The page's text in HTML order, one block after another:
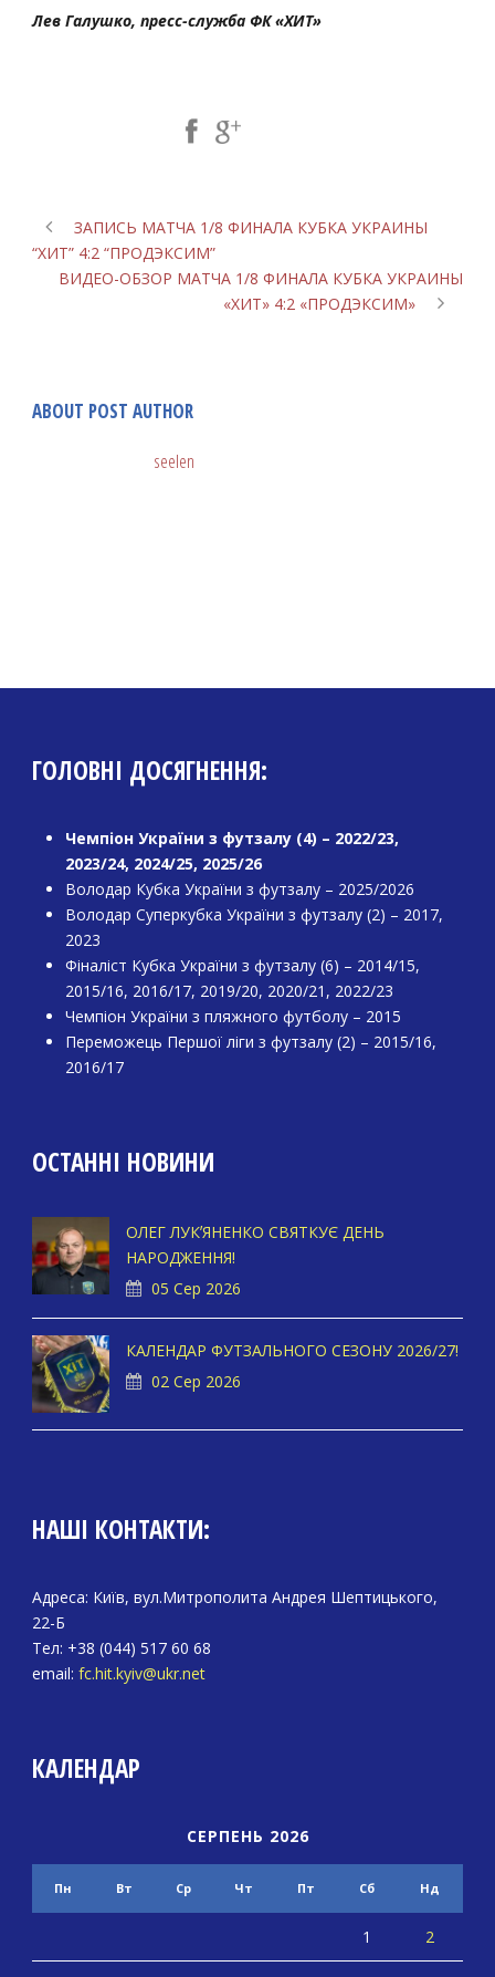
Лев Галушко, пресс-служба ФК «ХИТ»
ЗАПИСЬ МАТЧА 1/8 ФИНАЛА КУБКА УКРАИНЫ
“ХИТ” 4:2 “ПРОДЭКСИМ”
ВИДЕО-ОБЗОР МАТЧА 1/8 ФИНАЛА КУБКА УКРАИНЫ
«ХИТ» 4:2 «ПРОДЭКСИМ»
ABOUT POST AUTHOR
seelen
ГОЛОВНІ ДОСЯГНЕННЯ:
Чемпіон України з футзалу (4) – 2022/23,
2023/24, 2024/25, 2025/26
Володар Кубка України з футзалу – 2025/2026
Володар Суперкубка України з футзалу (2) – 2017,
2023
Фіналіст Кубка України з футзалу (6) – 2014/15,
2015/16, 2016/17, 2019/20, 2020/21, 2022/23
Чемпіон України з пляжного футболу – 2015
Переможець Першої ліги з футзалу (2) – 2015/16,
2016/17
ОСТАННІ НОВИНИ
ОЛЕГ ЛУКʼЯНЕНКО СВЯТКУЄ ДЕНЬ
НАРОДЖЕННЯ!
05 Сер 2026
КАЛЕНДАР ФУТЗАЛЬНОГО СЕЗОНУ 2026/27!
02 Сер 2026
НАШІ КОНТАКТИ:
Адреса: Київ, вул.Митрополита Андрея Шептицького,
22-Б
Тел: +38 (044) 517 60 68
email: fc.hit.kyiv@ukr.net
КАЛЕНДАР
СЕРПЕНЬ 2026
Пн Вт Ср Чт Пт Сб Нд
1 2